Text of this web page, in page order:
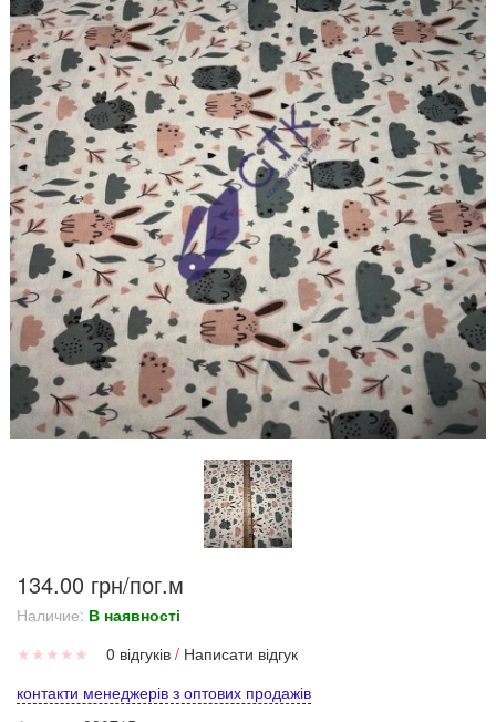
134.00 грн/пог.м
Наличие: В наявності
★ ★ ★ ★ ★ 0 відгуків / Написати відгук
контакти менеджерів з оптових продажів